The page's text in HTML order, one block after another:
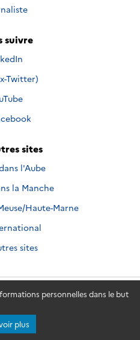
personnelles dans le but
plus
suivre
suivre sur
suivre sur
Twitter)
suivre sur
suivre sur
sites
l'Aube
la Manche
Haute-Marne
sites
Tous droits réservés.